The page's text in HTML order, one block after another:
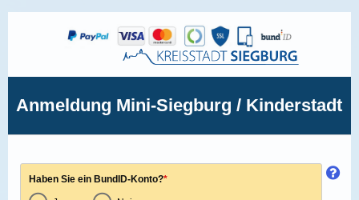
Anmeldung Mini-Siegburg / Kinderstadt
Haben Sie ein BundID-Konto?*